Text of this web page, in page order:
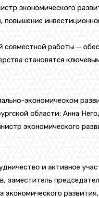
экономического
повышение
совместной работы —
становятся
экономическом
области; Анна
экономического
и активное
заместитель
экономического